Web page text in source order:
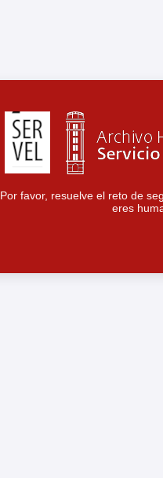
Por favor, resuelve el reto de
eres